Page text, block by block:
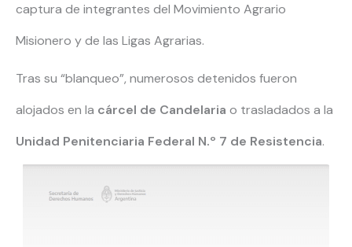
captura de integrantes del Movimiento Agrario
Misionero y de las Ligas Agrarias.
Tras su “blanqueo”, numerosos detenidos fueron
alojados en la cárcel de Candelaria o trasladados a la
Unidad Penitenciaria Federal N.º 7 de Resistencia.